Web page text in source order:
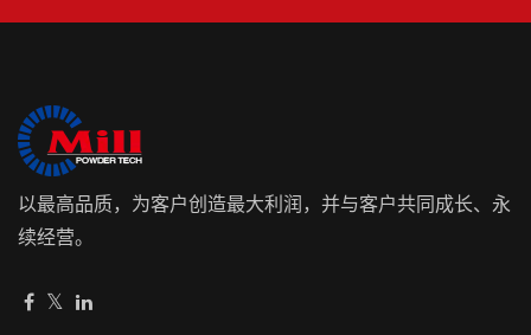
以最高品质，为客户创造最大利润，并与客户共同成长、永
续经营。